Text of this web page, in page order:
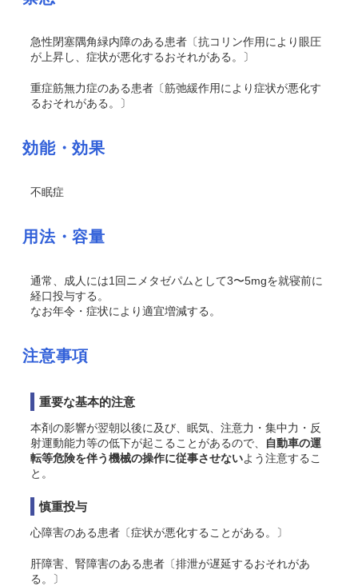
急性閉塞隅角緑内障のある患者〔抗コリン作用により眼圧
が上昇し、症状が悪化するおそれがある。〕
重症筋無力症のある患者〔筋弛緩作用により症状が悪化す
るおそれがある。〕
効能・効果
不眠症
用法・容量
通常、成人には1回ニメタゼパムとして3〜5mgを就寝前に
経口投与する。
なお年令・症状により適宜増減する。
注意事項
重要な基本的注意
本剤の影響が翌朝以後に及び、眠気、注意力・集中力・反
射運動能力等の低下が起こることがあるので、
自動車の運
転等危険を伴う機械の操作に従事させないよう注意するこ
と。
慎重投与
心障害のある患者〔症状が悪化することがある。〕
肝障害、腎障害のある患者〔排泄が遅延するおそれがあ
る。〕